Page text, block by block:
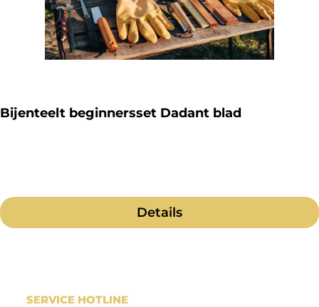
Bijenteelt beginnersset Dadant blad
Details
SERVICE HOTLINE